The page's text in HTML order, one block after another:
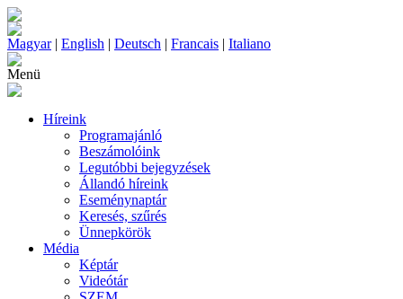
Magyar| English | Deutsch | Francais | Italiano
Menü
Híreink
Programajánló
Beszámolóink
Legutóbbi bejegyzések
Állandó híreink
Eseménynaptár
Keresés, szűrés
Ünnepkörök
Média
Képtár
Videótár